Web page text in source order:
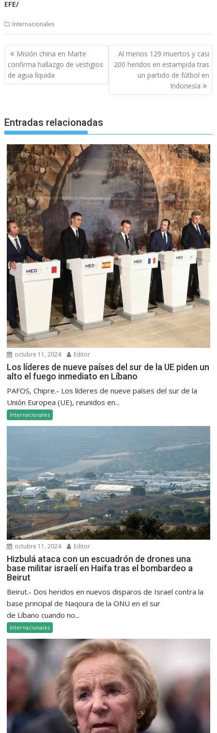
EFE/
Internacionales
Navegación
de
entradas
Misión china en Marte
confirma hallazgo de vestigios
de agua líquida
Al menos 129 muertos y casi
200 heridos en estampida tras
un partido de fútbol en
Indonesia
Entradas relacionadas
octubre 11, 2024 Editor
Los líderes de nueve países del sur de la UE piden un
alto el fuego inmediato en Líbano
PAFOS, Chipre.- Los líderes de nueve países del sur de la
Unión Europea (UE), reunidos en...
Internacionales
octubre 11, 2024 Editor
Hizbulá ataca con un escuadrón de drones una
base militar israelí en Haifa tras el bombardeo a
Beirut
Beirut.- Dos heridos en nuevos disparos de Israel contra la
base principal de Naqoura de la ONU en el sur
de Líbano cuando no...
Internacionales